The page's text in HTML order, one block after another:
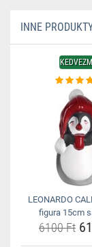
INNE
LEONARDO
figura 15cm
6100 Ft